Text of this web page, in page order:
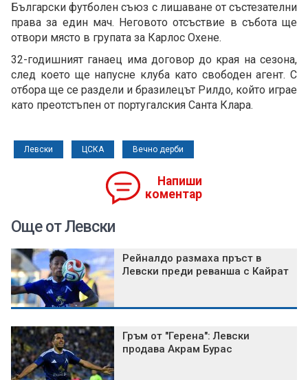
Български футболен съюз с лишаване от състезателни
права за един мач. Неговото отсъствие в събота ще
отвори място в групата за Карлос Охене.
32-годишният ганаец има договор до края на сезона,
след което ще напусне клуба като свободен агент. С
отбора ще се раздели и бразилецът Рилдо, който играе
като преотстъпен от португалския Санта Клара.
Левски ЦСКА Вечно дерби
Напиши
коментар
Още от Левски
Рейналдо размаха пръст в
Левски преди реванша с Кайрат
Гръм от "Герена": Левски
продава Акрам Бурас